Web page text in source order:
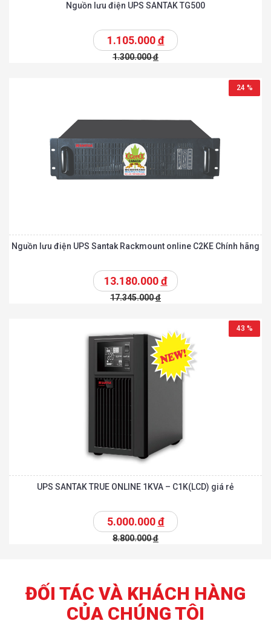
Nguồn lưu điện UPS SANTAK TG500
1.105.000đ
1.300.000đ
24 %
Nguồn lưu điện UPS Santak Rackmount online C2KE Chính hãng
13.180.000đ
17.345.000đ
43 %
UPS SANTAK TRUE ONLINE 1KVA – C1K(LCD) giá rẻ
5.000.000đ
8.800.000đ
ĐỐI TÁC VÀ KHÁCH HÀNG
CỦA CHÚNG TÔI